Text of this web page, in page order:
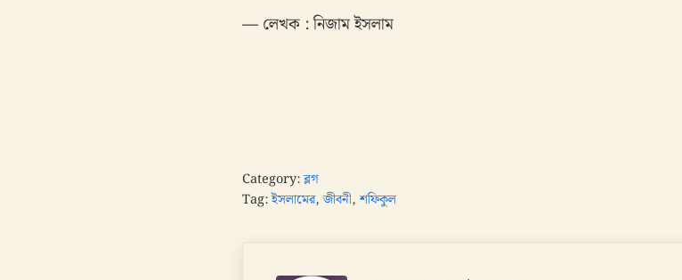
— লেখক : নিজাম ইসলাম
Category:ব্লগ
Tag:ইসলামের,জীবনী,শফিকুল